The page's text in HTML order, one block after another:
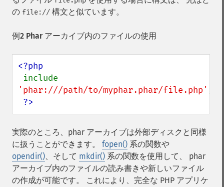
の file:// 構文と似ています。
例2 Phar アーカイブ内のファイルの使用
<?php
'phar:///path/to/myphar.phar/file.php' ;
?>
実際のところ、phar アーカイブは外部ディスクと同様
に扱うことができます。 fopen() 系の関数や
opendir()、そして mkdir() 系の関数を使用して、 phar
アーカイブ内のファイルの読み書きや新しいファイル
の作成が可能です。 これにより、完全な PHP アプリケ